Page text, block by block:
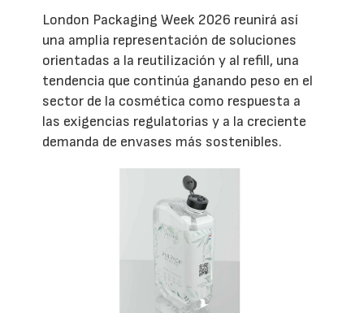
London Packaging Week 2026 reunirá así
una amplia representación de soluciones
orientadas a la reutilización y al refill, una
tendencia que continúa ganando peso en el
sector de la cosmética como respuesta a
las exigencias regulatorias y a la creciente
demanda de envases más sostenibles.